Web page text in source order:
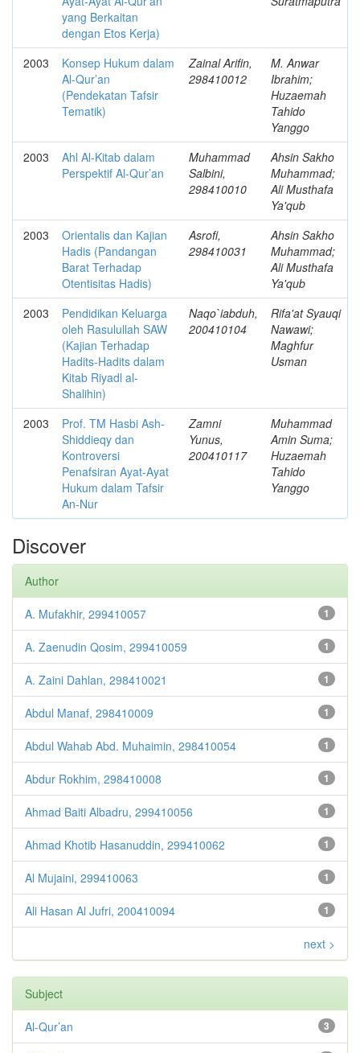
yang Berkaitan
dengan Etos Kerja)
2003
Konsep Hukum dalam
Al-Qur’an
(Pendekatan Tafsir
Tematik)
Zainal Arifin,
298410012
M. Anwar
Ibrahim;
Huzaemah
Tahido
Yanggo
2003
Ahl Al-Kitab dalam
Perspektif Al-Qur’an
Muhammad
Salbini,
298410010
Ahsin Sakho
Muhammad;
Ali Musthafa
Ya'qub
2003
Orientalis dan Kajian
Hadis (Pandangan
Barat Terhadap
Otentisitas Hadis)
Asrofi,
298410031
Ahsin Sakho
Muhammad;
Ali Musthafa
Ya'qub
2003
Pendidikan Keluarga
oleh Rasulullah SAW
(Kajian Terhadap
Hadits-Hadits dalam
Kitab Riyadl al-
Shalihin)
Naqo`iabduh,
200410104
Rifa'at Syauqi
Nawawi;
Maghfur
Usman
2003
Prof. TM Hasbi Ash-
Shiddieqy dan
Kontroversi
Penafsiran Ayat-Ayat
Hukum dalam Tafsir
An-Nur
Zamni
Yunus,
200410117
Muhammad
Amin Suma;
Huzaemah
Tahido
Yanggo
Discover
Author
1
A. Mufakhir, 299410057
1
A. Zaenudin Qosim, 299410059
1
A. Zaini Dahlan, 298410021
1
Abdul Manaf, 298410009
1
Abdul Wahab Abd. Muhaimin, 298410054
1
Abdur Rokhim, 298410008
1
Ahmad Baiti Albadru, 299410056
1
Ahmad Khotib Hasanuddin, 299410062
1
Al Mujaini, 299410063
1
Ali Hasan Al Jufri, 200410094
next >
Subject
3
Al-Qur’an